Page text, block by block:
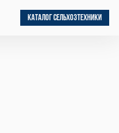
КАТАЛОГ СЕЛЬХОЗТЕХНИКИ